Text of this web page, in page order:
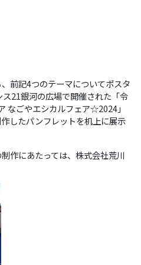
前記4つのテーマについてポスタ
21銀河の広場で開催された「令
なごやエシカルフェア☆2024」
したパンフレットを机上に展示
作にあたっては、株式会社荒川